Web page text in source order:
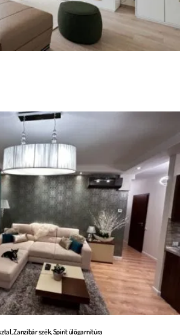
Zanzibár szék, Spirit ülőgarnitúra